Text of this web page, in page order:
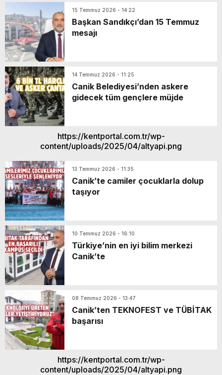
15 Temmuz 2026 - 14:22
Başkan Sandıkçı’dan 15 Temmuz
mesajı
14 Temmuz 2026 - 11:25
Canik Belediyesi’nden askere
gidecek tüm gençlere müjde
https://kentportal.com.tr/wp-
content/uploads/2025/04/altyapi.png
13 Temmuz 2026 - 11:35
Canik’te camiler çocuklarla dolup
taşıyor
10 Temmuz 2026 - 16:10
Türkiye’nin en iyi bilim merkezi
Canik’te
08 Temmuz 2026 - 13:47
Canik’ten TEKNOFEST ve TÜBİTAK
başarısı
https://kentportal.com.tr/wp-
content/uploads/2025/04/altyapi.png